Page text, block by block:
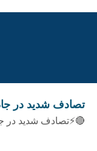
تصادف شدید در جاده شهیون، ۷
🔴⚡تصادف شدید در جاده شهیون،